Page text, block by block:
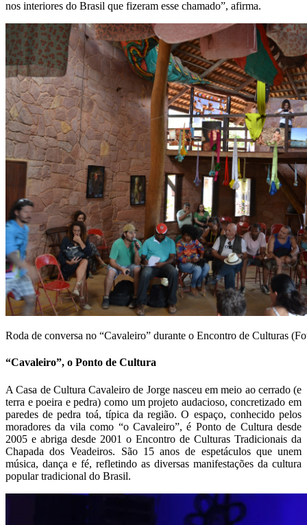
nos interiores do Brasil que fizeram esse chamado”, afirma.
Roda de conversa no “Cavaleiro” durante o Encontro de Culturas
“Cavaleiro”, o Ponto de Cultura
A Casa de Cultura Cavaleiro de Jorge nasceu em meio ao cerrado (e
terra e poeira e pedra) como um projeto audacioso, concretizado em
paredes de pedra toá, típica da região. O espaço, conhecido pelos
moradores da vila como “o Cavaleiro”, é Ponto de Cultura desde
2005 e abriga desde 2001 o Encontro de Culturas Tradicionais da
Chapada dos Veadeiros. São 15 anos de espetáculos que unem
música, dança e fé, refletindo as diversas manifestações da cultura
popular tradicional do Brasil.